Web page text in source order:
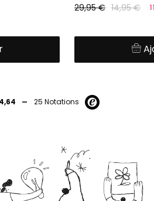
29,95 € 14,95 €
4,64 - 25 Notations